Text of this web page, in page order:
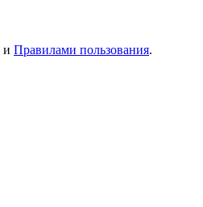
и Правилами пользования.